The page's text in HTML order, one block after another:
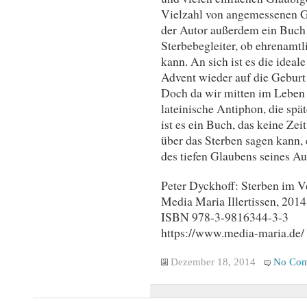
Vielzahl von angemessenen
der Autor außerdem ein
Sterbebegleiter, ob
kann. An sich ist es die
Advent wieder auf die
Doch da wir mitten im
lateinische Antiphon, die
ist es ein Buch, das keine
über das Sterben sagen
des tiefen Glaubens seines
Peter Dyckhoff: Sterben im
Media Maria Illertissen, 2014
ISBN 978-3-9816344-3-3
https://www.media-maria.de/
Dezember 18, 2014 No